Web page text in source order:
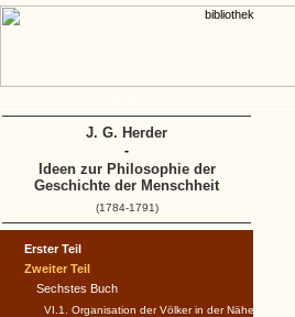
Erster Teil
Zweiter Teil
Sechstes Buch
VI.1. Organisation der Völker in der Nähe
J. G. Herder
-
Ideen zur Philosophie der
Geschichte der Menschheit
(1784-1791)